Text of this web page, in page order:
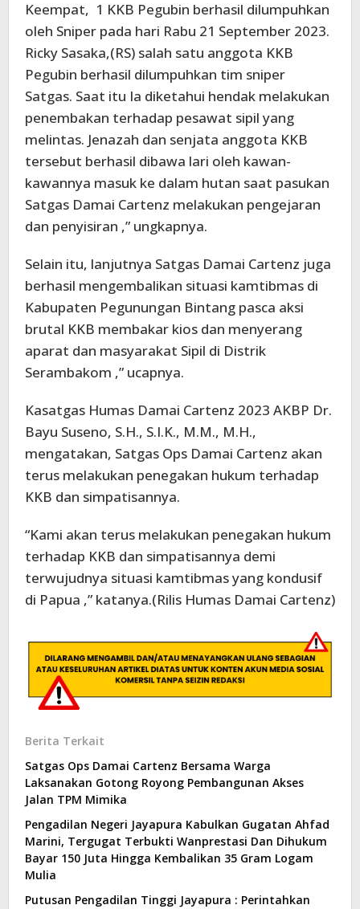
Keempat, 1 KKB Pegubin berhasil dilumpuhkan
oleh Sniper pada hari Rabu 21 September 2023.
Ricky Sasaka,(RS) salah satu anggota KKB
Pegubin berhasil dilumpuhkan tim sniper
Satgas. Saat itu Ia diketahui hendak melakukan
penembakan terhadap pesawat sipil yang
melintas. Jenazah dan senjata anggota KKB
tersebut berhasil dibawa lari oleh kawan-
kawannya masuk ke dalam hutan saat pasukan
Satgas Damai Cartenz melakukan pengejaran
dan penyisiran ,” ungkapnya.
Selain itu, lanjutnya Satgas Damai Cartenz juga
berhasil mengembalikan situasi kamtibmas di
Kabupaten Pegunungan Bintang pasca aksi
brutal KKB membakar kios dan menyerang
aparat dan masyarakat Sipil di Distrik
Serambakom ,” ucapnya.
Kasatgas Humas Damai Cartenz 2023 AKBP Dr.
Bayu Suseno, S.H., S.I.K., M.M., M.H.,
mengatakan, Satgas Ops Damai Cartenz akan
terus melakukan penegakan hukum terhadap
KKB dan simpatisannya.
“Kami akan terus melakukan penegakan hukum
terhadap KKB dan simpatisannya demi
terwujudnya situasi kamtibmas yang kondusif
di Papua ,” katanya.(Rilis Humas Damai Cartenz)
Berita Terkait
Satgas Ops Damai Cartenz Bersama Warga
Laksanakan Gotong Royong Pembangunan Akses
Jalan TPM Mimika
Pengadilan Negeri Jayapura Kabulkan Gugatan Ahfad
Marini, Tergugat Terbukti Wanprestasi Dan Dihukum
Bayar 150 Juta Hingga Kembalikan 35 Gram Logam
Mulia
Putusan Pengadilan Tinggi Jayapura : Perintahkan